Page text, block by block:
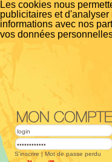
Les cookies nous
publicitaires et
informations avec nos
vos données
S'inscrire | Mot de passe perdu